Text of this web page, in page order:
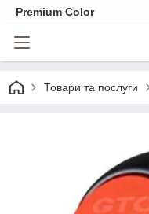
Premium Color
Товари та послуги